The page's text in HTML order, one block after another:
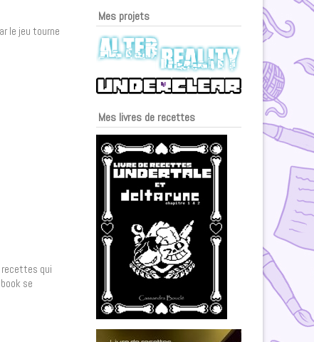
le jeu tourne
recettes qui
se
Mes projets
Mes livres de recettes